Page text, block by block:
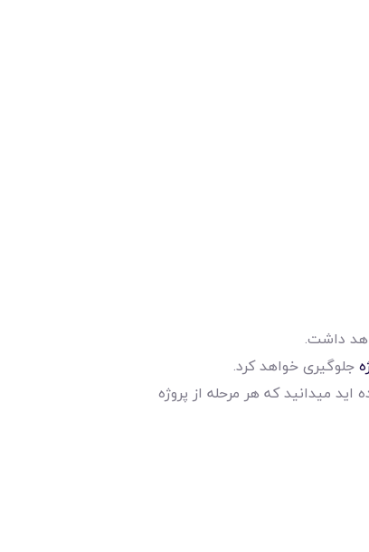
داشت.
جلوگیری خواهد کرد.
اید میدانید که هر مرحله از پروژه